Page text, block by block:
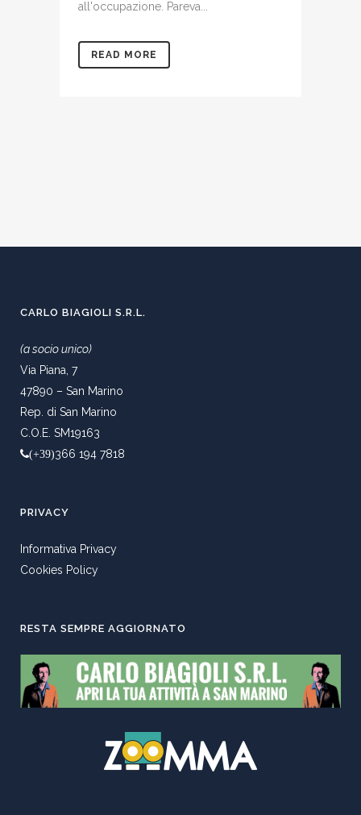
all'occupazione. Pareva...
READ MORE
CARLO BIAGIOLI S.R.L.
(a socio unico)
Via Piana, 7
47890 – San Marino
Rep. di San Marino
C.O.E. SM19163
(+39)366 194 7818
PRIVACY
Informativa Privacy
Cookies Policy
RESTA SEMPRE AGGIORNATO